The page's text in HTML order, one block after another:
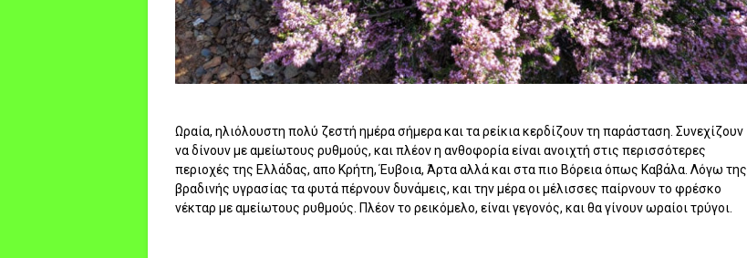
Ωραία, ηλιόλουστη πολύ ζεστή ημέρα σήμερα και τα ρείκια κερδίζουν τη παράσταση. Συνεχίζουν
να δίνουν με αμείωτους ρυθμούς, και πλέον η ανθοφορία είναι ανοιχτή στις περισσότερες
περιοχές της Ελλάδας, απο Κρήτη, Έυβοια, Άρτα αλλά και στα πιο Βόρεια όπως Καβάλα. Λόγω της
βραδινής υγρασίας τα φυτά πέρνουν δυνάμεις, και την μέρα οι μέλισσες παίρνουν το φρέσκο
νέκταρ με αμείωτους ρυθμούς. Πλέον το ρεικόμελο, είναι γεγονός, και θα γίνουν ωραίοι τρύγοι.